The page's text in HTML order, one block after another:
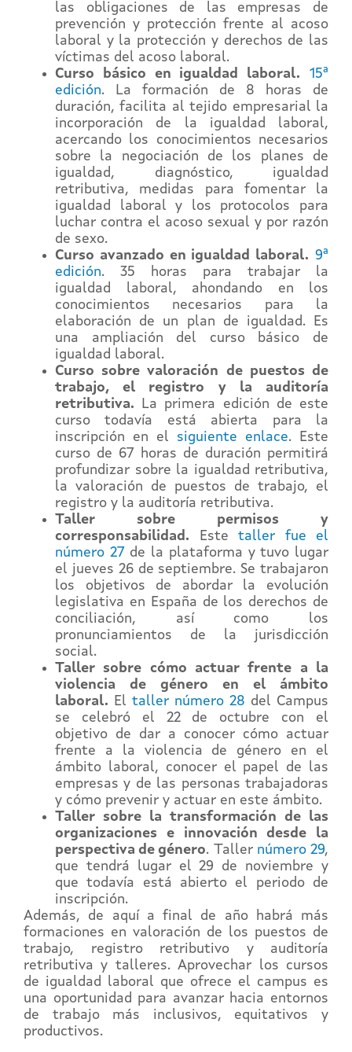
las obligaciones de las empresas de
prevención y protección frente al acoso
laboral y la protección y derechos de las
víctimas del acoso laboral.
Curso básico en igualdad laboral.
15ª
edición. La formación de 8 horas de
duración, facilita al tejido empresarial la
incorporación de la igualdad laboral,
acercando los conocimientos necesarios
sobre la negociación de los planes de
igualdad, diagnóstico, igualdad
retributiva, medidas para fomentar la
igualdad laboral y los protocolos para
luchar contra el acoso sexual y por razón
de sexo.
Curso avanzado en igualdad laboral. 9ª
edición. 35 horas para trabajar la
igualdad laboral, ahondando en los
conocimientos necesarios para la
elaboración de un plan de igualdad. Es
una ampliación del curso básico de
igualdad laboral.
Curso sobre valoración de puestos de
trabajo, el registro y la auditoría
retributiva. La primera edición de este
curso todavía está abierta para la
inscripción en el siguiente enlace. Este
curso de 67 horas de duración permitirá
profundizar sobre la igualdad retributiva,
la valoración de puestos de trabajo, el
registro y la auditoría retributiva.
Taller sobre permisos y
corresponsabilidad. Este taller fue el
número 27 de la plataforma y tuvo lugar
el jueves 26 de septiembre. Se trabajaron
los objetivos de abordar la evolución
legislativa en España de los derechos de
conciliación, así como los
pronunciamientos de la jurisdicción
social.
Taller sobre cómo actuar frente a la
violencia de género en el ámbito
laboral. El taller número 28 del Campus
se celebró el 22 de octubre con el
objetivo de dar a conocer cómo actuar
frente a la violencia de género en el
ámbito laboral, conocer el papel de las
empresas y de las personas trabajadoras
y cómo prevenir y actuar en este ámbito.
Taller sobre la transformación de las
organizaciones e innovación desde la
perspectiva de género. Taller número 29,
que tendrá lugar el 29 de noviembre y
que todavía está abierto el periodo de
inscripción.
Además, de aquí a final de año habrá más
formaciones en valoración de los puestos de
trabajo, registro retributivo y auditoría
retributiva y talleres. Aprovechar los cursos
de igualdad laboral que ofrece el campus es
una oportunidad para avanzar hacia entornos
de trabajo más inclusivos, equitativos y
productivos.